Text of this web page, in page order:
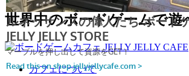
世界中のボードゲームで遊
カフェについて